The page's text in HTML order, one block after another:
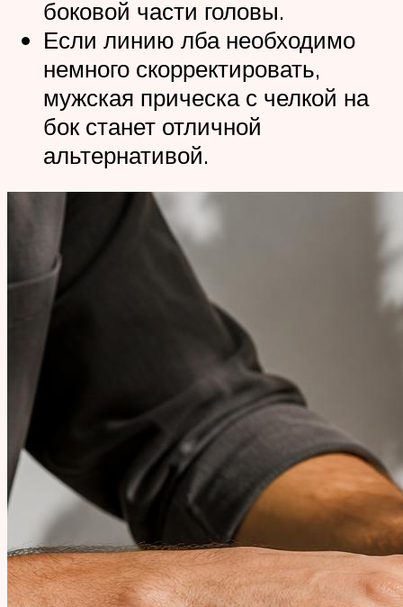
боковой части головы.
Если линию лба необходимо
немного скорректировать,
мужская прическа с челкой на
бок станет отличной
альтернативой.